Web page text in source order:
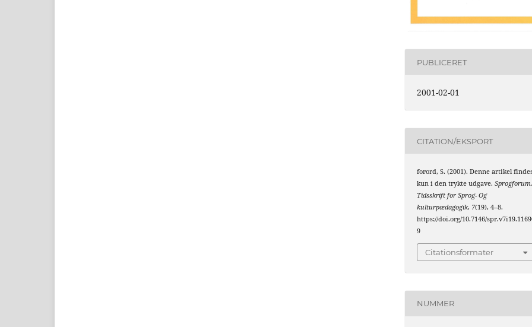
PUBLICERET
2001-02-01
CITATION/EKSPORT
forord, S. (2001). Denne artikel
kun i den trykte udgave.Sprogforum.
Tidsskrift for Sprog- Og
kulturpædagogik, 7(19), 4–8.
https://doi.org/10.7146/
9
Citationsformater
NUMMER